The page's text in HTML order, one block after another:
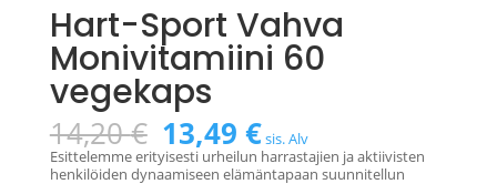
Hart-Sport Vahva
Monivitamiini 60
vegekaps
14,20€ Alkuperäinen
hinta
oli:
13,49 €Nykyinen
hinta
on:
sis. Alv
Esittelemme erityisesti urheilun harrastajien ja aktiivisten
henkilöiden dynaamiseen elämäntapaan suunnitellun